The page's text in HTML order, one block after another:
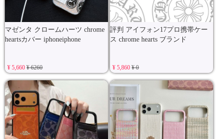
マゼンタ クロームハーツ chrome
heartsカバー iphoneiphone
¥ 5,660¥ 6260
評判 アイフォン17プロ携帯ケー
ス chrome hearts ブランド
¥ 5,860¥ 0